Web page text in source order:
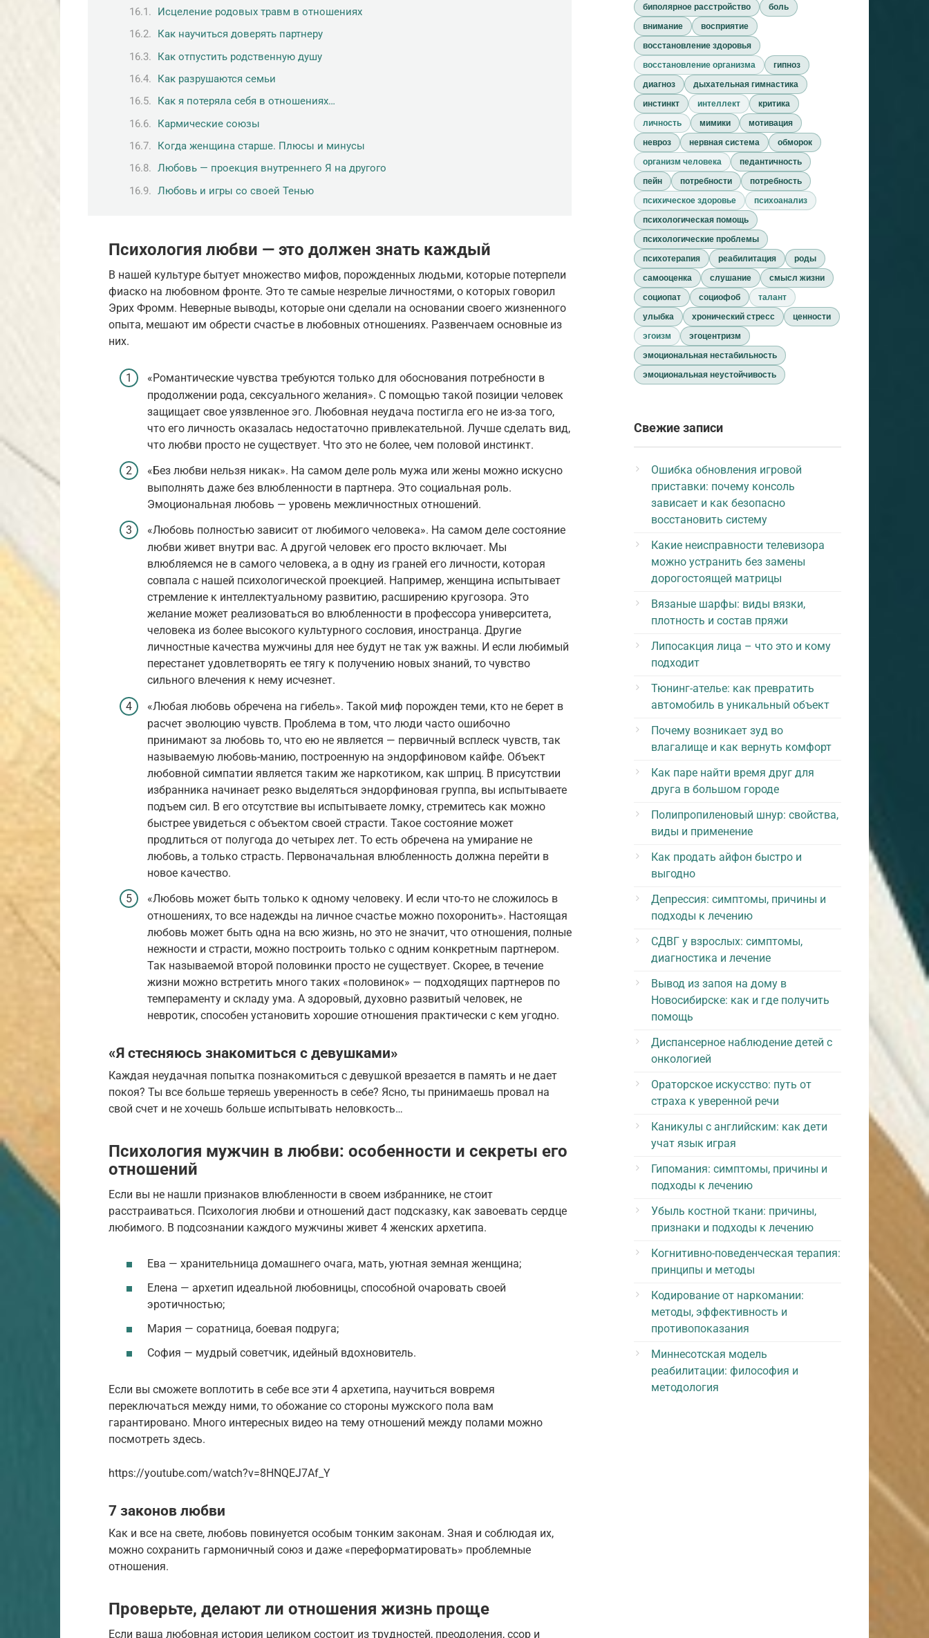
Исцеление родовых травм в отношениях
Как научиться доверять партнеру
Как отпустить родственную душу
Как разрушаются семьи
Как я потеряла себя в отношениях…
Кармические союзы
Когда женщина старше. Плюсы и минусы
Любовь — проекция внутреннего Я на другого
Любовь и игры со своей Тенью
Психология любви — это должен знать каждый
В нашей культуре бытует множество мифов, порожденных людьми, которые потерпели
фиаско на любовном фронте. Это те самые незрелые личностями, о которых говорил
Эрих Фромм. Неверные выводы, которые они сделали на основании своего жизненного
опыта, мешают им обрести счастье в любовных отношениях. Развенчаем основные из
них.
«Романтические чувства требуются только для обоснования потребности в
продолжении рода, сексуального желания». С помощью такой позиции человек
защищает свое уязвленное эго. Любовная неудача постигла его не из-за того,
что его личность оказалась недостаточно привлекательной. Лучше сделать вид,
что любви просто не существует. Что это не более, чем половой инстинкт.
«Без любви нельзя никак». На самом деле роль мужа или жены можно искусно
выполнять даже без влюбленности в партнера. Это социальная роль.
Эмоциональная любовь — уровень межличностных отношений.
«Любовь полностью зависит от любимого человека». На самом деле состояние
любви живет внутри вас. А другой человек его просто включает. Мы
влюбляемся не в самого человека, а в одну из граней его личности, которая
совпала с нашей психологической проекцией. Например, женщина испытывает
стремление к интеллектуальному развитию, расширению кругозора. Это
желание может реализоваться во влюбленности в профессора университета,
человека из более высокого культурного сословия, иностранца. Другие
личностные качества мужчины для нее будут не так уж важны. И если любимый
перестанет удовлетворять ее тягу к получению новых знаний, то чувство
сильного влечения к нему исчезнет.
«Любая любовь обречена на гибель». Такой миф порожден теми, кто не берет в
расчет эволюцию чувств. Проблема в том, что люди часто ошибочно
принимают за любовь то, что ею не является — первичный всплеск чувств, так
называемую любовь-манию, построенную на эндорфиновом кайфе. Объект
любовной симпатии является таким же наркотиком, как шприц. В присутствии
избранника начинает резко выделяться эндорфиновая группа, вы испытываете
подъем сил. В его отсутствие вы испытываете ломку, стремитесь как можно
быстрее увидеться с объектом своей страсти. Такое состояние может
продлиться от полугода до четырех лет. То есть обречена на умирание не
любовь, а только страсть. Первоначальная влюбленность должна перейти в
новое качество.
«Любовь может быть только к одному человеку. И если что-то не сложилось в
отношениях, то все надежды на личное счастье можно похоронить». Настоящая
любовь может быть одна на всю жизнь, но это не значит, что отношения, полные
нежности и страсти, можно построить только с одним конкретным партнером.
Так называемой второй половинки просто не существует. Скорее, в течение
жизни можно встретить много таких «половинок» — подходящих партнеров по
темпераменту и складу ума. А здоровый, духовно развитый человек, не
невротик, способен установить хорошие отношения практически с кем угодно.
«Я стесняюсь знакомиться с девушками»
Каждая неудачная попытка познакомиться с девушкой врезается в память и не дает
покоя? Ты все больше теряешь уверенность в себе? Ясно, ты принимаешь провал на
свой счет и не хочешь больше испытывать неловкость…
Психология мужчин в любви: особенности и секреты его
отношений
Если вы не нашли признаков влюбленности в своем избраннике, не стоит
расстраиваться. Психология любви и отношений даст подсказку, как завоевать сердце
любимого. В подсознании каждого мужчины живет 4 женских архетипа.
Ева — хранительница домашнего очага, мать, уютная земная женщина;
Елена — архетип идеальной любовницы, способной очаровать своей
эротичностью;
Мария — соратница, боевая подруга;
София — мудрый советчик, идейный вдохновитель.
Если вы сможете воплотить в себе все эти 4 архетипа, научиться вовремя
переключаться между ними, то обожание со стороны мужского пола вам
гарантировано. Много интересных видео на тему отношений между полами можно
посмотреть здесь.
https://youtube.com/watch?v=8HNQEJ7Af_Y
7 законов любви
Как и все на свете, любовь повинуется особым тонким законам. Зная и соблюдая их,
можно сохранить гармоничный союз и даже «переформатировать» проблемные
отношения.
Проверьте, делают ли отношения жизнь проще
Если ваша любовная история целиком состоит из трудностей, преодоления, ссор и
биполярное расстройство
боль
внимание
восприятие
восстановление здоровья
восстановление организма
гипноз
диагноз
дыхательная гимнастика
инстинкт
интеллект
критика
личность
мимики
мотивация
невроз
нервная система
обморок
организм человека
педантичность
пейн
потребности
потребность
психическое здоровье
психоанализ
психологическая помощь
психологические проблемы
психотерапия
реабилитация
роды
самооценка
слушание
смысл жизни
социопат
социофоб
талант
улыбка
хронический стресс
ценности
эгоизм
эгоцентризм
эмоциональная нестабильность
эмоциональная неустойчивость
Свежие записи
Ошибка обновления игровой
приставки: почему консоль
зависает и как безопасно
восстановить систему
Какие неисправности телевизора
можно устранить без замены
дорогостоящей матрицы
Вязаные шарфы: виды вязки,
плотность и состав пряжи
Липосакция лица – что это и кому
подходит
Тюнинг-ателье: как превратить
автомобиль в уникальный объект
Почему возникает зуд во
влагалище и как вернуть комфорт
Как паре найти время друг для
друга в большом городе
Полипропиленовый шнур: свойства,
виды и применение
Как продать айфон быстро и
выгодно
Депрессия: симптомы, причины и
подходы к лечению
СДВГ у взрослых: симптомы,
диагностика и лечение
Вывод из запоя на дому в
Новосибирске: как и где получить
помощь
Диспансерное наблюдение детей с
онкологией
Ораторское искусство: путь от
страха к уверенной речи
Каникулы с английским: как дети
учат язык играя
Гипомания: симптомы, причины и
подходы к лечению
Убыль костной ткани: причины,
признаки и подходы к лечению
Когнитивно-поведенческая терапия:
принципы и методы
Кодирование от наркомании:
методы, эффективность и
противопоказания
Миннесотская модель
реабилитации: философия и
методология